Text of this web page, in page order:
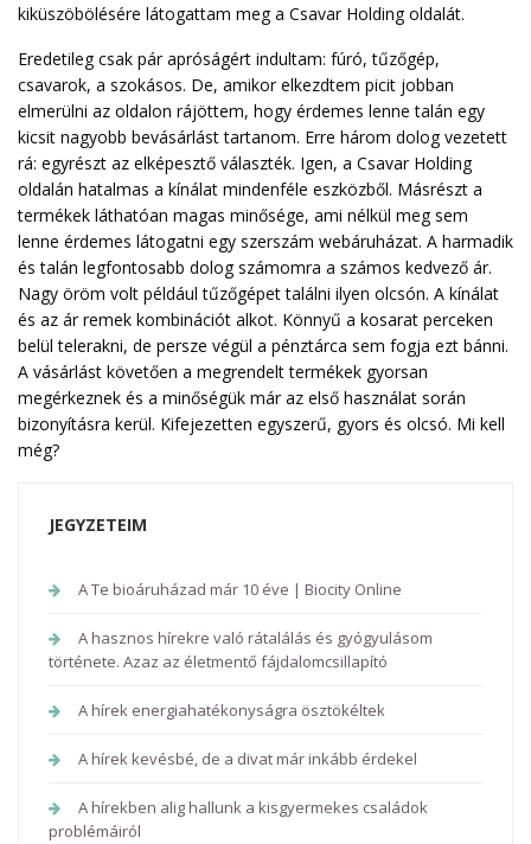
kiküszöbölésére látogattam meg a Csavar Holding oldalát.
Eredetileg csak pár apróságért indultam: fúró, tűzőgép,
csavarok, a szokásos. De, amikor elkezdtem picit jobban
elmerülni az oldalon rájöttem, hogy érdemes lenne talán egy
kicsit nagyobb bevásárlást tartanom. Erre három dolog vezetett
rá: egyrészt az elképesztő választék. Igen, a Csavar Holding
oldalán hatalmas a kínálat mindenféle eszközből. Másrészt a
termékek láthatóan magas minősége, ami nélkül meg sem
lenne érdemes látogatni egy szerszám webáruházat. A harmadik
és talán legfontosabb dolog számomra a számos kedvező ár.
Nagy öröm volt például tűzőgépet találni ilyen olcsón. A kínálat
és az ár remek kombinációt alkot. Könnyű a kosarat perceken
belül telerakni, de persze végül a pénztárca sem fogja ezt bánni.
A vásárlást követően a megrendelt termékek gyorsan
megérkeznek és a minőségük már az első használat során
bizonyításra kerül. Kifejezetten egyszerű, gyors és olcsó. Mi kell
még?
JEGYZETEIM
A Te bioáruházad már 10 éve | Biocity Online
A hasznos hírekre való rátalálás és gyógyulásom
története. Azaz az életmentő fájdalomcsillapító
A hírek energiahatékonyságra ösztökéltek
A hírek kevésbé, de a divat már inkább érdekel
A hírekben alig hallunk a kisgyermekes családok
problémáiról